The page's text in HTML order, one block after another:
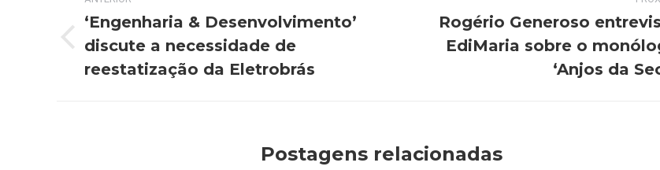
de
post:
Post
anterior:
‘Engenharia & Desenvolvimento’
discute a necessidade de
reestatização da Eletrobrás
Próximo
Rogério Generoso
EdiMaria sobre o
‘Anjos da
Postagens relacionadas